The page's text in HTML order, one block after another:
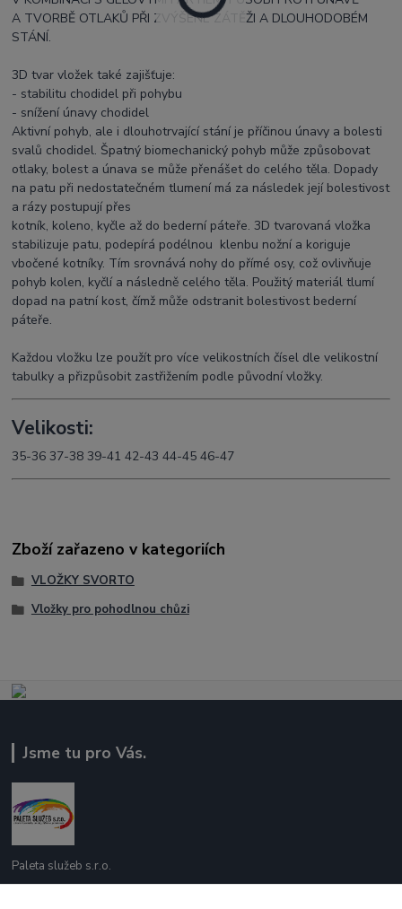
A TVORBĚ OTLAKŮ PŘI ZVÝŠENÉ ZÁTĚŽI A DLOUHODOBÉM
STÁNÍ.
3D tvar vložek také zajišťuje:
- stabilitu chodidel při pohybu
- snížení únavy chodidel
Aktivní pohyb, ale i dlouhotrvající stání je příčinou únavy a bolesti
svalů chodidel. Špatný biomechanický pohyb může způsobovat
otlaky, bolest a únava se může přenášet do celého těla. Dopady
na patu při nedostatečném tlumení má za následek její bolestivost
a rázy postupují přes
kotník, koleno, kyčle až do bederní páteře. 3D tvarovaná vložka
stabilizuje patu, podepírá podélnou klenbu nožní a koriguje
vbočené kotníky. Tím srovnává nohy do přímé osy, což ovlivňuje
pohyb kolen, kyčlí a následně celého těla. Použitý materiál tlumí
dopad na patní kost, čímž může odstranit bolestivost bederní
páteře.
Každou vložku lze použít pro více velikostních čísel dle velikostní
tabulky a přizpůsobit zastřižením podle původní vložky.
Velikosti:
35-36 37-38 39-41 42-43 44-45 46-47
Zboží zařazeno v kategoriích
VLOŽKY SVORTO
Vložky pro pohodlnou chůzi
Jsme tu pro Vás.
Paleta služeb s.r.o.